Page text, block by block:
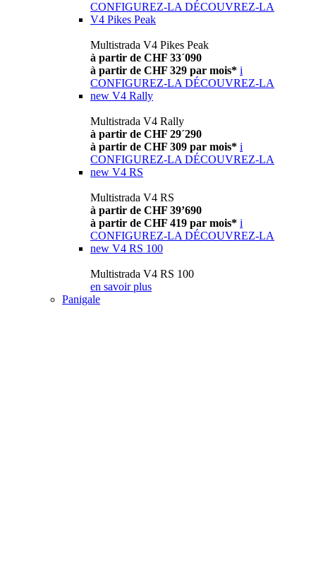
CONFIGUREZ-LA DÉCOUVREZ-LA
V4 Pikes Peak
Multistrada V4 Pikes Peak
à partir de CHF 33´090
à partir de CHF 329 par mois* i
CONFIGUREZ-LA DÉCOUVREZ-LA
new V4 Rally
Multistrada V4 Rally
à partir de CHF 29´290
à partir de CHF 309 par mois* i
CONFIGUREZ-LA DÉCOUVREZ-LA
new V4 RS
Multistrada V4 RS
à partir de CHF 39’690
à partir de CHF 419 par mois* i
CONFIGUREZ-LA DÉCOUVREZ-LA
new V4 RS 100
Multistrada V4 RS 100
en savoir plus
Panigale